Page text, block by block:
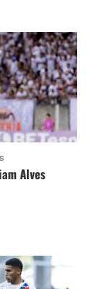
Alves